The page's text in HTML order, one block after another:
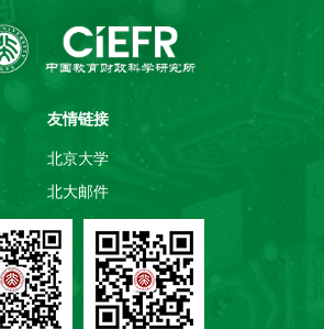
友情链接
北京大学
北大邮件